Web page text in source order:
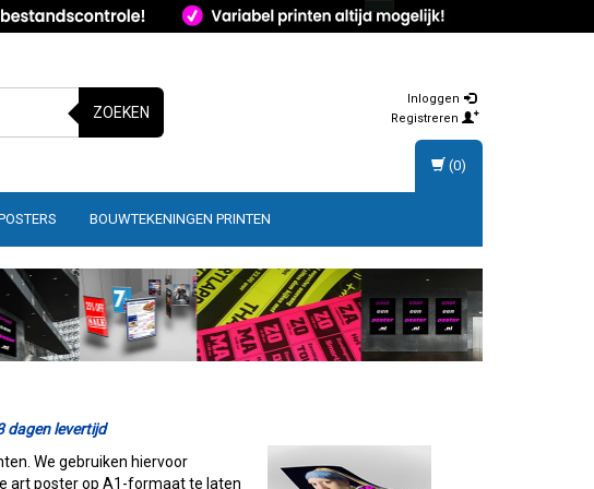
ZOEKEN
Inloggen
Registreren
BOUWTEKENINGEN PRINTEN
(0)
dagen levertijd
We gebruiken hiervoor
art poster op A1-formaat te laten